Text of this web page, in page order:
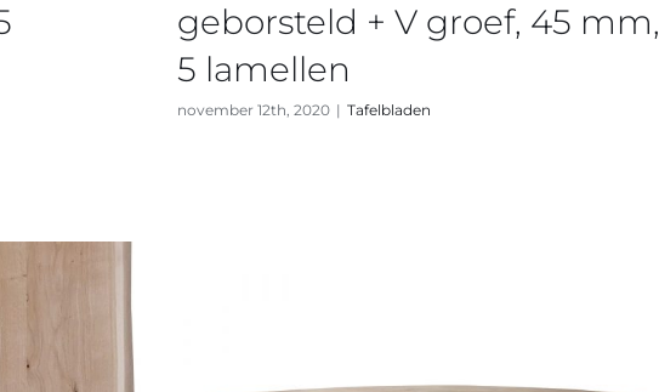
geborsteld + V groef, 45 mm,
5 lamellen
november 12th, 2020 | Tafelbladen